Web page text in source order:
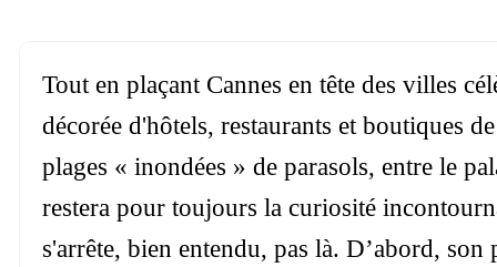
Tout en plaçant Cannes en tête des villes
décorée d'hôtels, restaurants et boutiques
plages « inondées » de parasols, entre le
restera pour toujours la curiosité
s'arrête, bien entendu, pas là. D’abord,